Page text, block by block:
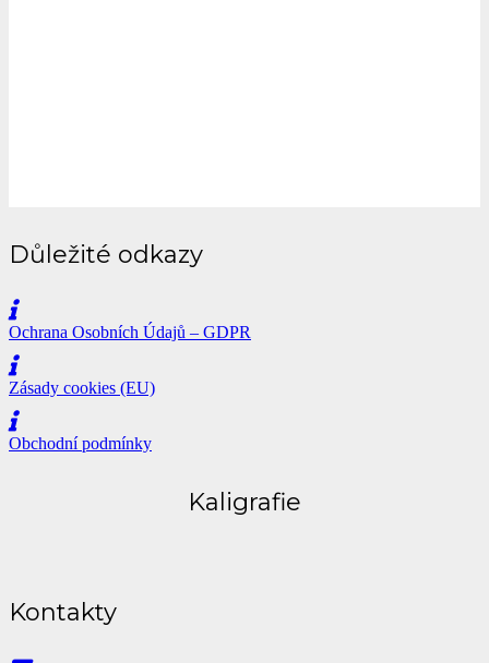
Důležité odkazy
Ochrana Osobních Údajů – GDPR
Zásady cookies (EU)
Obchodní podmínky
Kaligrafie
Kontakty